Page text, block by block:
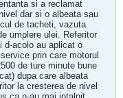
si a reclamat
dar si o albeata sau
de tacheti, vazuta
umplere ulei. Referitor
d-acolo au aplicat o
prin care motorul
de ture minute bune
dupa care albeata
la cresterea de nivel